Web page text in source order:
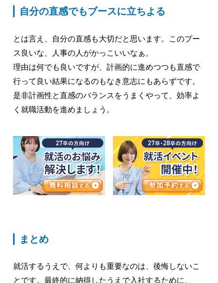
自分の直感でもブースに立ちよる
とは言え、自分の直感も大切だと思います。このブー
ス良いな、人事の人がかっこいいなぁ。
理由は何でも良いですが、計画的に進めつつも直感で
行って良い結果になるのもなき意志にもあらずです。
是非計画性と直感のバランスをうまくやって、効率よ
く就職活動を進めましょう。
まとめ
就活するうえで、何よりも重要なのは、後悔しないこ
とです。最終的に納得したうえで入社するために、